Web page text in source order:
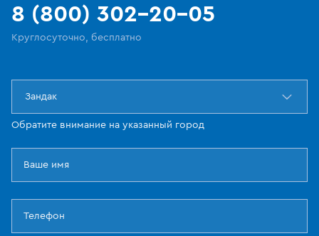
8 (800) 302-20-05
Круглосуточно, бесплатно
Зандак
Обратите внимание на указанный город